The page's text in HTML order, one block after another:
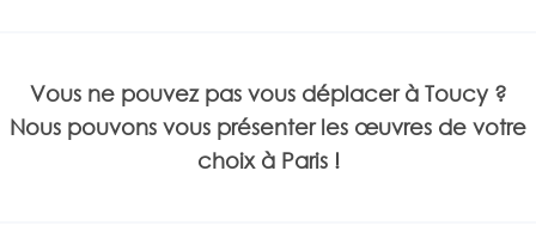
Vous ne pouvez pas vous déplacer à Toucy ?
Nous pouvons vous présenter les œuvres de votre
choix à Paris !